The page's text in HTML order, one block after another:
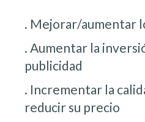
. Mejorar/aumentar
. Aumentar la
publicidad
. Incrementar la
reducir su precio